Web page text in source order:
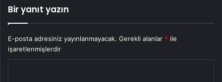
Bir yanıt yazın
E-posta adresiniz yayınlanmayacak. Gerekli alanlar * ile
işaretlenmişlerdir